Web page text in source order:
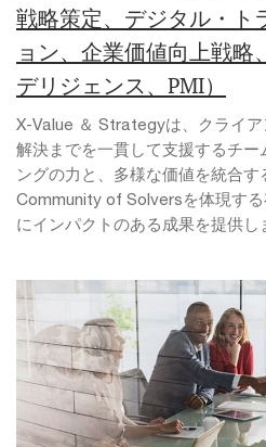
戦略策定、デジタル・ト
ョン、企業価値向上戦略
デリジェンス、PMI）
X-Value ＆ Strategyは、クライ
解決までを一貫して支援するチー
ングの力と、多様な価値を統合す
Community of Solversを体現する
にインパクトのある成果を提供し